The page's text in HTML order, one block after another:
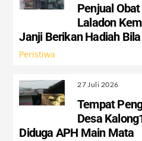
Penjual
Laladon
Janji Berikan Hadiah
Peristiwa
27 Juli 2026
Tempat
Desa
Diduga APH Main Mata